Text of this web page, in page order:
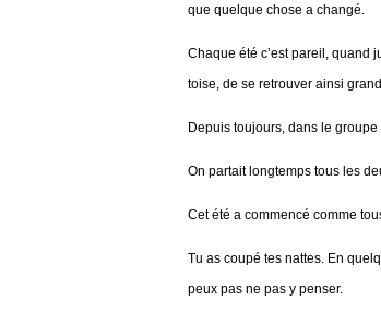
que quelque chose a changé.
Chaque été c’est pareil, quand
toise, de se retrouver ainsi
Depuis toujours, dans le
On partait longtemps tous les
Cet été a commencé comme
Tu as coupé tes nattes. En
peux pas ne pas y penser.